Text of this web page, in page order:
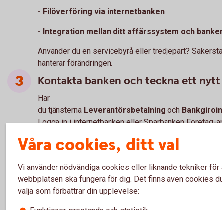
- Filöverföring via internetbanken
- Integration mellan ditt affärssystem och
Använder du en servicebyrå eller tredjepart?
hanterar förändringen.
Kontakta banken och teckna ett nytt
Har
du tjänsterna Leverantörsbetalning och
Logga in i internetbanken eller Sparbanken Företag-
formatet.
Har du andra bankgiroformat eller har du frågor?
Välkommen att kontakta ditt bankkontor eller ringa
Hittakontor
Våra cookies, ditt val
Vi använder nödvändiga cookies eller liknande tekniker för
webbplatsen ska fungera för dig. Det finns även cookies
välja som förbättrar din upplevelse: